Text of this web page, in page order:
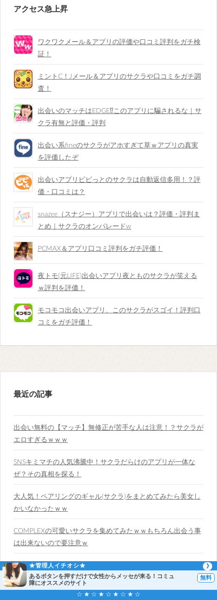
アクセス急上昇
ワクワクメール＆アプリの評価や口コミ評判をガチ検
証！
ミントC！Jメール＆アプリのサクラや口コミをガチ調
査！
出会いのマッチはEDGE⁉︎このアプリに騙されるな｜サ
クラ有無と評価・評判
出会い系fineのサクラがアホすぎて草ｗアプリの真実
を評価したぞ
出会いアプリビビっとのサクラは自動返信多用！？評
価・口コミは？
snazee（スナジー）アプリで出会いは？評価・評判ま
とめ｜サクラのオンパレードw
PCMAX＆アプリ口コミ評判をガチ評価！
夜トモ(元LIFE)出会いアプリ夜とものサクラが笑える
ｗ評判を評価！
モコモコ出会いアプリ、このサクラがスゴイ！評判口
コミをガチ評価！
最近の記事
出会い無料の【マッチ】無修正が苦手な人は注意！？サクラが
エロすぎるｗｗｗ
SNSキミマチの人気沸騰中！サクラだらけのアプリが一体な
ぜ？その真相を探る！
大人気！ペアリングのギャル(サクラ)をまとめてみたら美女し
かいなかったｗｗ
COMPLEXの可愛いサクラを集めてみたｗｗもちろん出会う事
は出来ないので要注意ｗ
いいね！から厳選したサクラ(美女)をピックアップｗｗ出会い
アプリの実態は？
★管理人イチオシ★
あるボタンを押すだけで女性からメッセが来る！コミュ
障にオススメのサイト
☆ ★ ☆ ★ ☆ ★ ☆ ★ ☆